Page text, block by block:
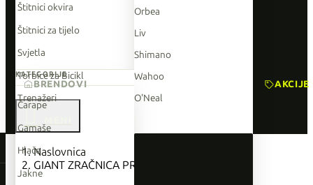
Štitnici okvira
Štitnici za tijelo
Svjetla
Torbice za Bicikl
Trenažeri
Giant
Orbea
Liv
Shimano
Wahoo
O'Neal
KATEGORIJE
Čarape
Gamaše
Hlače
Jakne
BRENDOVI AKCIJE

Naslovnica
GIANT ZRAČNICA PRESTA 29 X 1.9-2.3